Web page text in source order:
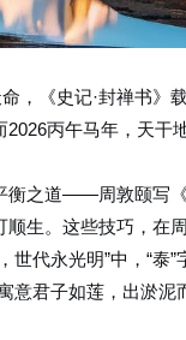
，《史记·封禅书
丙午马年，天
衡之道——周敦颐写
生。这些技巧，在
代永光明”中，“泰
意君子如莲，出淤